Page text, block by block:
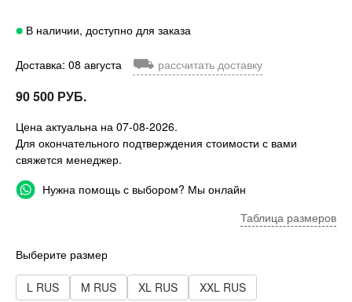
В наличии, доступно для заказа
Доставка: 08 августа ⛟ рассчитать доставку
90 500 РУБ.
Цена актуальна на 07-08-2026.
Для окончательного подтверждения стоимости с вами
свяжется менеджер.
Нужна помощь с выбором? Мы онлайн
Таблица размеров
Выберите размер
L RUS M RUS XL RUS XXL RUS